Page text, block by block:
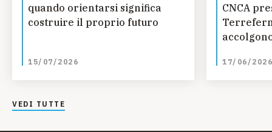
quando orientarsi significa
costruire il proprio futuro
15/07/2026
CNCA
17/06/2026
VEDI TUTTE